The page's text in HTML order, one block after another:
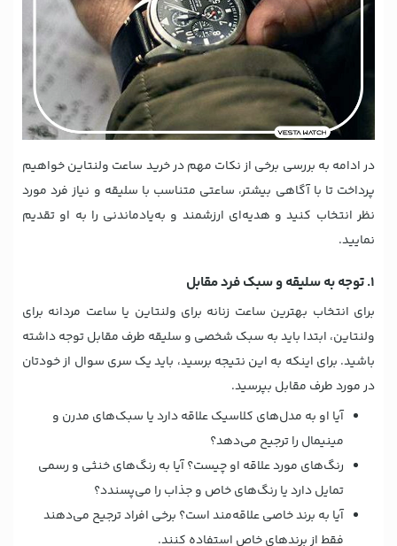
در ادامه به بررسی برخی از نکات مهم در خرید ساعت ولنتاین خواهیم
پرداخت تا با آگاهی بیشتر، ساعتی متناسب با سلیقه و نیاز فرد مورد
نظر انتخاب کنید و هدیه‌ای ارزشمند و به‌یادماندنی را به او تقدیم
نمایید.
۱. توجه به سلیقه و سبک فرد مقابل
برای انتخاب بهترین ساعت زنانه برای ولنتاین یا ساعت مردانه برای
ولنتاین، ابتدا باید به سبک شخصی و سلیقه طرف مقابل توجه داشته
باشید. برای اینکه به این نتیجه برسید، باید یک سری سوال از خودتان
در مورد طرف مقابل بپرسید.
آیا او به مدل‌های کلاسیک علاقه دارد یا سبک‌های مدرن و
مینیمال را ترجیح می‌دهد؟
رنگ‌های مورد علاقه او چیست؟ آیا به رنگ‌های خنثی و رسمی
تمایل دارد یا رنگ‌های خاص و جذاب را می‌پسندد؟
آیا به برند خاصی علاقه‌مند است؟ برخی افراد ترجیح می‌دهند
فقط از برندهای خاص استفاده کنند.